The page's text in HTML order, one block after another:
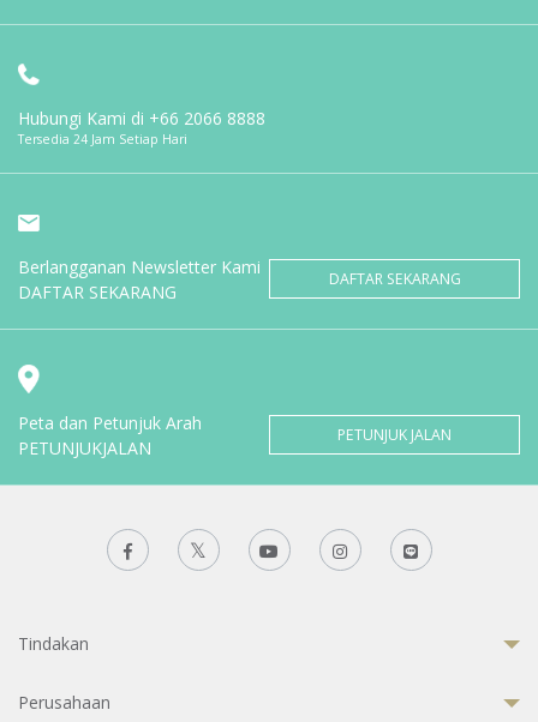
Hubungi Kami di +66 2066 8888
Tersedia 24 Jam Setiap Hari
Berlangganan Newsletter Kami
DAFTAR SEKARANG
DAFTAR SEKARANG
Peta dan Petunjuk Arah
PETUNJUKJALAN
PETUNJUK JALAN
Tindakan
Perusahaan